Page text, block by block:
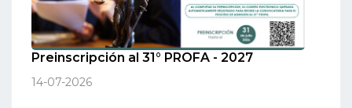
Preinscripción al 31° PROFA - 2027
14-07-2026